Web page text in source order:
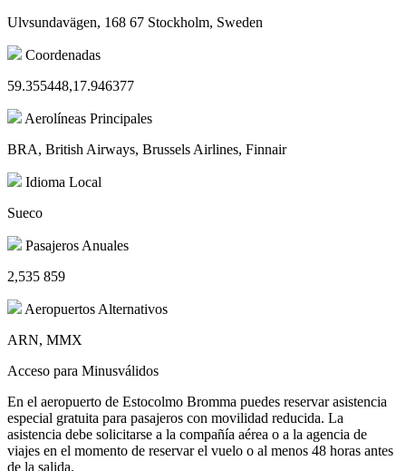
Ulvsundavägen, 168 67 Stockholm, Sweden
Coordenadas
59.355448,17.946377
Aerolíneas Principales
BRA, British Airways, Brussels Airlines, Finnair
Idioma Local
Sueco
Pasajeros Anuales
2,535 859
Aeropuertos Alternativos
ARN, MMX
Acceso para Minusválidos
En el aeropuerto de Estocolmo Bromma puedes reservar asistencia
especial gratuita para pasajeros con movilidad reducida. La
asistencia debe solicitarse a la compañía aérea o a la agencia de
viajes en el momento de reservar el vuelo o al menos 48 horas antes
de la salida.